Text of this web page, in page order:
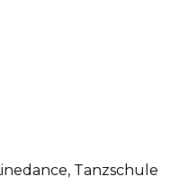
, Tanzschule